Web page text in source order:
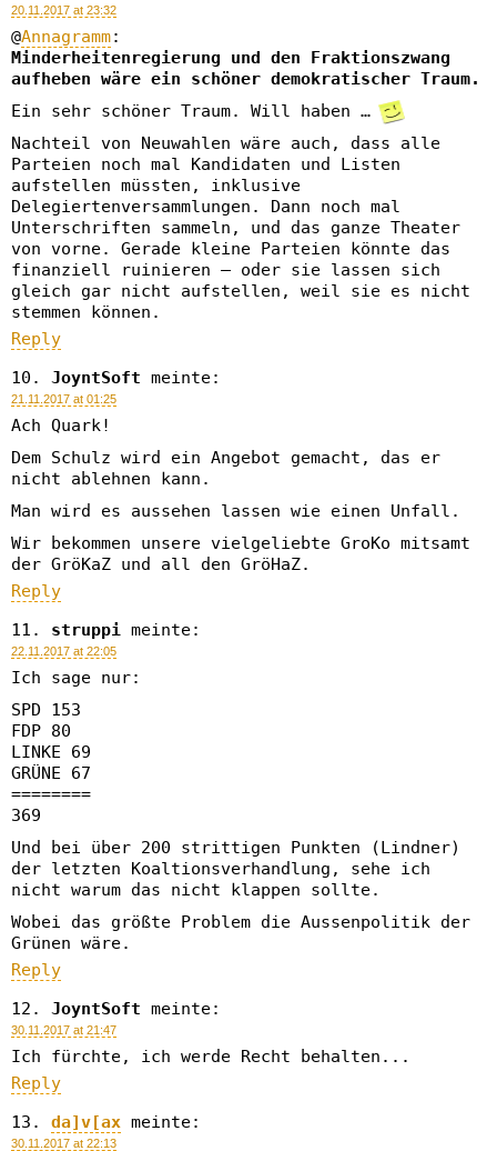
20.11.2017 at 23:32
@Annagramm:
Minderheitenregierung und den Fraktionszwang
aufheben wäre ein schöner demokratischer Traum.
Ein sehr schöner Traum. Will haben …
Nachteil von Neuwahlen wäre auch, dass alle
Parteien noch mal Kandidaten und Listen
aufstellen müssten, inklusive
Delegiertenversammlungen. Dann noch mal
Unterschriften sammeln, und das ganze Theater
von vorne. Gerade kleine Parteien könnte das
finanziell ruinieren – oder sie lassen sich
gleich gar nicht aufstellen, weil sie es nicht
stemmen können.
Reply
JoyntSoft meinte:
21.11.2017 at 01:25
Ach Quark!
Dem Schulz wird ein Angebot gemacht, das er
nicht ablehnen kann.
Man wird es aussehen lassen wie einen Unfall.
Wir bekommen unsere vielgeliebte GroKo mitsamt
der GröKaZ und all den GröHaZ.
Reply
struppi meinte:
22.11.2017 at 22:05
Ich sage nur:
SPD 153
FDP 80
LINKE 69
GRÜNE 67
========
369
Und bei über 200 strittigen Punkten (Lindner)
der letzten Koaltionsverhandlung, sehe ich
nicht warum das nicht klappen sollte.
Wobei das größte Problem die Aussenpolitik der
Grünen wäre.
Reply
JoyntSoft meinte:
30.11.2017 at 21:47
Ich fürchte, ich werde Recht behalten...
Reply
da]v[ax meinte:
30.11.2017 at 22:13